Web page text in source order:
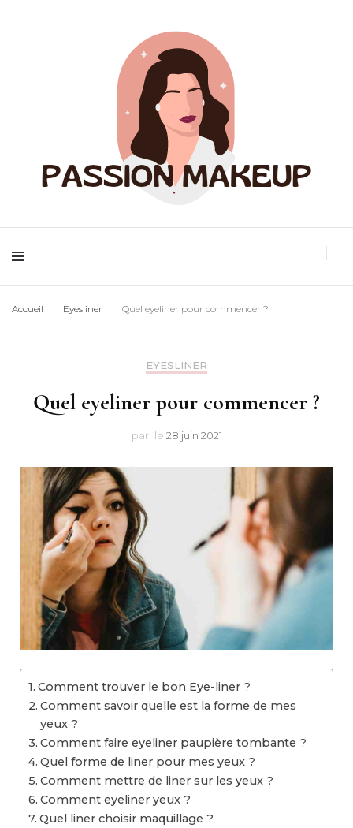
Passion
Accueil Eyesliner Quel eyeliner pour commencer ?
EYESLINER
Quel eyeliner pour commencer ?
par le 28 juin 2021
Comment trouver le bon Eye-liner ?
Comment savoir quelle est la forme de mes
yeux ?
Comment faire eyeliner paupière tombante ?
Quel forme de liner pour mes yeux ?
Comment mettre de liner sur les yeux ?
Comment eyeliner yeux ?
Quel liner choisir maquillage ?